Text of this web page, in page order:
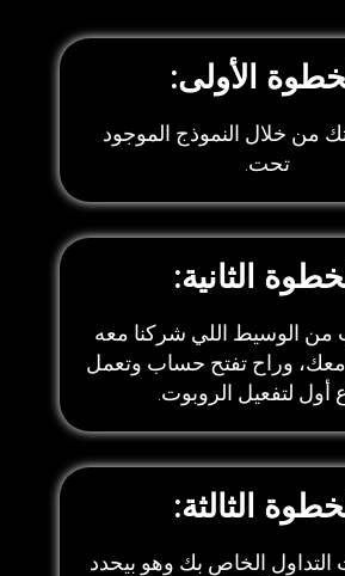
الأولى:
من خلال النموذج الموجود
تحت.
الثانية:
الوسيط اللي شركنا معه
وراح تفتح حساب وتعمل
أول لتفعيل الروبوت.
الثالثة:
الخاص بك وهو بيحدد